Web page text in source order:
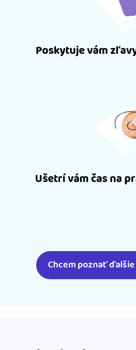
Poskytuje vám
Ušetrí vám čas na
Chcem poznať